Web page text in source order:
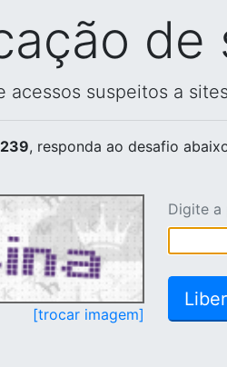
de
acessos suspeitos a
, responda ao desafio
[trocar imagem]
Digite a